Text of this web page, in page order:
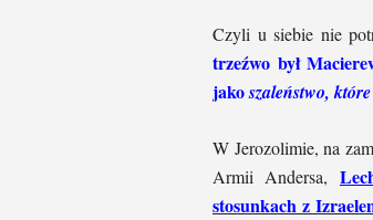
Czyli u siebie nie
trzeźwo był
jakoszaleństwo,
W Jerozolimie, na
Armii Andersa,
stosunkach z